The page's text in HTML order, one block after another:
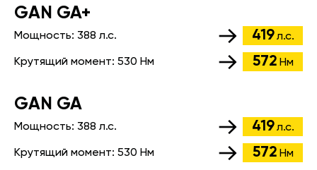
GАN GA+
Мощность: 388 л.с. 419 л.с.
Крутящий момент: 530 Нм 572 Нм
GАN GA
Мощность: 388 л.с. 419 л.с.
Крутящий момент: 530 Нм 572 Нм